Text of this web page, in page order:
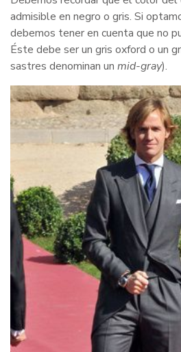
admisible en negro o gris. Si
debemos tener en cuenta que no
Éste debe ser un gris oxford o un
sastres denominan un mid-gray).